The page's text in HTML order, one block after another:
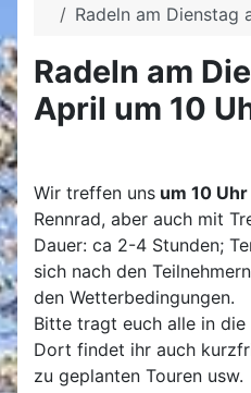
Radeln am Dienstag
Radeln am
April um 10
Wir treffen uns um 10 Uhr
Rennrad, aber auch mit
Dauer: ca 2-4 Stunden;
sich nach den
den Wetterbedingungen.
Bitte tragt euch alle in die
Dort findet ihr auch
zu geplanten Touren usw.